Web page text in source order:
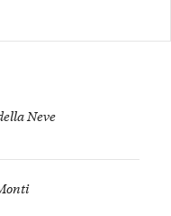
Neve